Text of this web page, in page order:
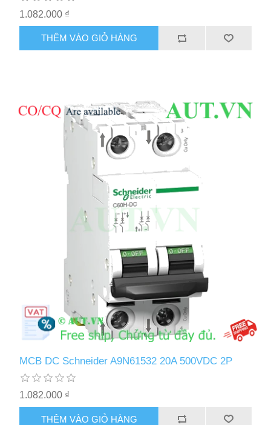
1.082.000 ₫
THÊM VÀO GIỎ HÀNG
MCB DC Schneider A9N61532 20A 500VDC 2P
1.082.000 ₫
THÊM VÀO GIỎ HÀNG